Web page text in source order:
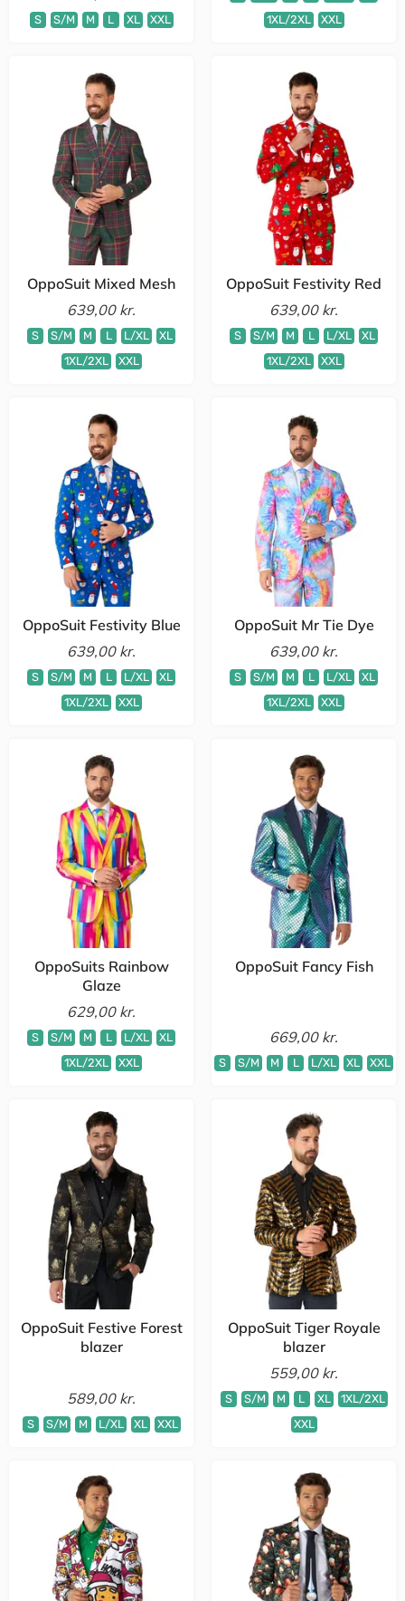
S S/M M L XL XXL
1XL/2XL
XXL
OppoSuit Mixed Mesh
639,00 kr.
S S/M M L L/XL
XL
1XL/2XL
XXL
OppoSuit Festivity Red
639,00 kr.
S S/M M L L/XL
XL
1XL/2XL
XXL
OppoSuit Festivity Blue
639,00 kr.
S S/M M L L/XL
XL
1XL/2XL
XXL
OppoSuit Mr Tie Dye
639,00 kr.
S S/M M L L/XL
XL
1XL/2XL
XXL
OppoSuits Rainbow
Glaze
629,00 kr.
S S/M M L L/XL
XL
1XL/2XL
XXL
OppoSuit Fancy Fish
669,00 kr.
S S/M M L L/XL XL XXL
OppoSuit Festive Forest
blazer
589,00 kr.
S S/M M L/XL XL XXL
OppoSuit Tiger Royale
blazer
559,00 kr.
S S/M M L XL
1XL/2XL
XXL